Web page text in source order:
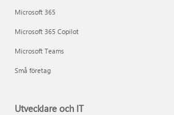
Microsoft 365
Microsoft 365 Copilot
Microsoft Teams
Små företag
Utvecklare och IT